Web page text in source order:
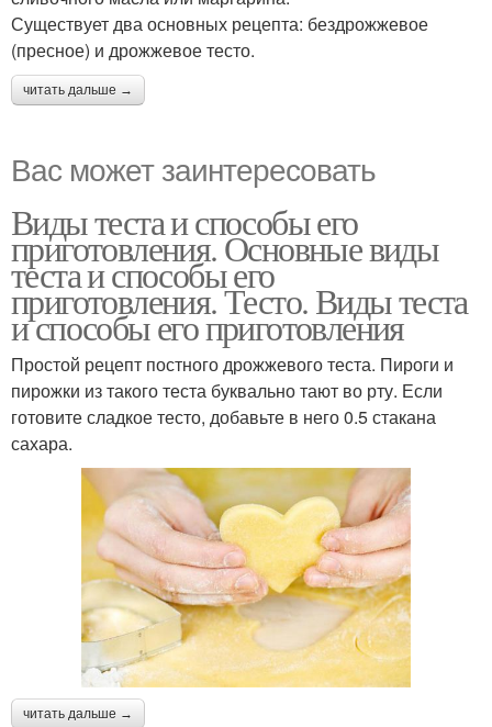
Существует два основных рецепта: бездрожжевое
(пресное) и дрожжевое тесто.
читать дальше →
Вас может заинтересовать
Виды теста и способы его
приготовления. Основные виды
теста и способы его
приготовления. Тесто. Виды теста
и способы его приготовления
Простой рецепт постного дрожжевого теста. Пироги и
пирожки из такого теста буквально тают во рту. Если
готовите сладкое тесто, добавьте в него 0.5 стакана
сахара.
читать дальше →